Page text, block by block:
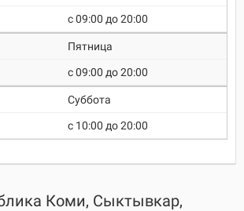
c 09:00 до 20:00
Пятница
c 09:00 до 20:00
Суббота
c 10:00 до 20:00
Коми, Сыктывкар,